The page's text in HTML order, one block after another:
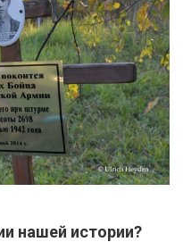
нашей истории?